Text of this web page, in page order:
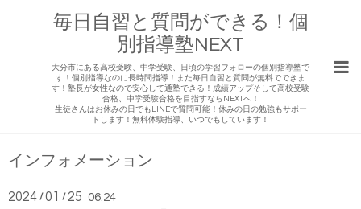
毎日自習と質問ができる！個
別指導塾NEXT
大分市にある高校受験、中学受験、日頃の学習フォローの個別指導塾で
す！個別指導なのに長時間指導！また毎日自習と質問が無料でできま
す！塾長が女性なので安心して通塾できる！成績アップそして高校受験
合格、中学受験合格を目指すならNEXTへ！
生徒さんはお休みの日でもLINEで質問可能！休みの日の勉強もサポー
トします！無料体験指導、いつでもしています！
インフォメーション
2024 /01 / 25 06:24